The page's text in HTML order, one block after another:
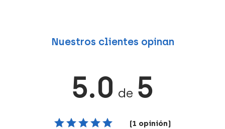
Nuestros clientes opinan
5.0 de 5
(1 opinión)